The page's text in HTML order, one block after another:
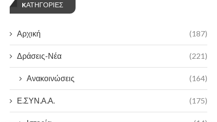
KΑΤΗΓΟΡΊΕΣ
Αρχική (187)
Δράσεις-Νέα (221)
Ανακοινώσεις (164)
Ε.ΣΥΝ.Α.Α. (175)